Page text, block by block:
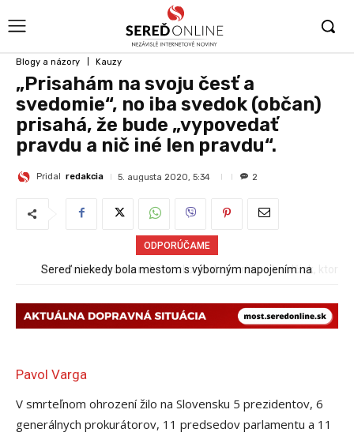
Blogy a názory Kauzy
„Prisahám na svoju česť a
svedomie“, no iba svedok (občan)
prisahá, že bude „vypovedať
pravdu a nič iné len pravdu“.
Pridal redakcia 5. augusta 2020, 5:34 2
ODPORÚČAME
Sereď niekedy bola mestom s výborným napojením na
Pri venčení na Jesenského ulici mal usmrtiť psíka vlčiak, ktorý
Pavol Varga
V smrteľnom ohrození žilo na Slovensku 5 prezidentov, 6
generálnych prokurátorov, 11 predsedov parlamentu a 11